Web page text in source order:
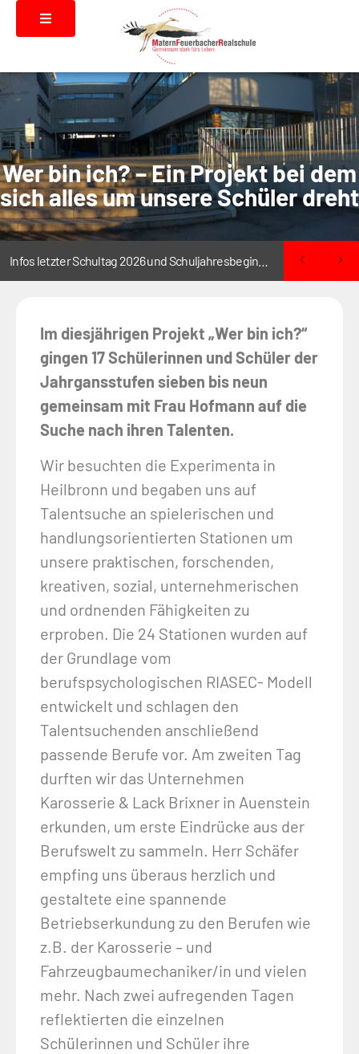
Wer bin ich? – Ein Projekt bei dem
sich alles um unsere Schüler dreht
Im diesjährigen Projekt „Wer bin ich?“
gingen 17 Schülerinnen und Schüler der
Jahrgansstufen sieben bis neun
gemeinsam mit Frau Hofmann auf die
Suche nach ihren Talenten.
Wir besuchten die Experimenta in
Heilbronn und begaben uns auf
Talentsuche an spielerischen und
handlungsorientierten Stationen um
unsere praktischen, forschenden,
kreativen, sozial, unternehmerischen
und ordnenden Fähigkeiten zu
erproben. Die 24 Stationen wurden auf
der Grundlage vom
berufspsychologischen RIASEC- Modell
entwickelt und schlagen den
Talentsuchenden anschließend
passende Berufe vor. Am zweiten Tag
durften wir das Unternehmen
Karosserie & Lack Brixner in Auenstein
erkunden, um erste Eindrücke aus der
Berufswelt zu sammeln. Herr Schäfer
empfing uns überaus herzlich und
gestaltete eine spannende
Betriebserkundung zu den Berufen wie
z.B. der Karosserie – und
Fahrzeugbaumechaniker/in und vielen
mehr. Nach zwei aufregenden Tagen
reflektierten die einzelnen
Schülerinnen und Schüler ihre